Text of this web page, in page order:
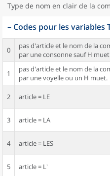
Type de nom en clair de la
– Codes pour les variables
0
pas d'article et le nom de la
par une consonne sauf H
1
pas d'article et le nom de la
par une voyelle ou un H muet.
2 article = LE
3 article = LA
4 article = LES
5 article = L'